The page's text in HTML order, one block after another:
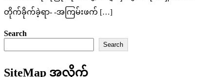
တိုက်ခိုက်ခဲ့ရာ- -အကြမ်းဖက် […]
Search
Search
SiteMap အလိုက်